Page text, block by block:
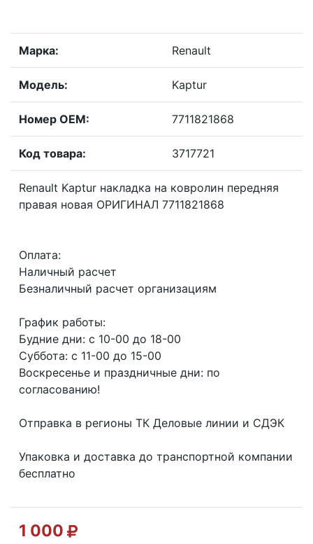
Марка: Renault
Модель: Kaptur
Номер OEM: 7711821868
Код товара: 3717721
Renault Kaptur накладка на ковролин передняя
правая новая ОРИГИНАЛ 7711821868
Оплата:
Наличный расчет
Безналичный расчет организациям
График работы:
Будние дни: с 10-00 до 18-00
Суббота: с 11-00 до 15-00
Воскресенье и праздничные дни: по
согласованию!
Отправка в регионы ТК Деловые линии и СДЭК
Упаковка и доставка до транспортной компании
бесплатно
1 000